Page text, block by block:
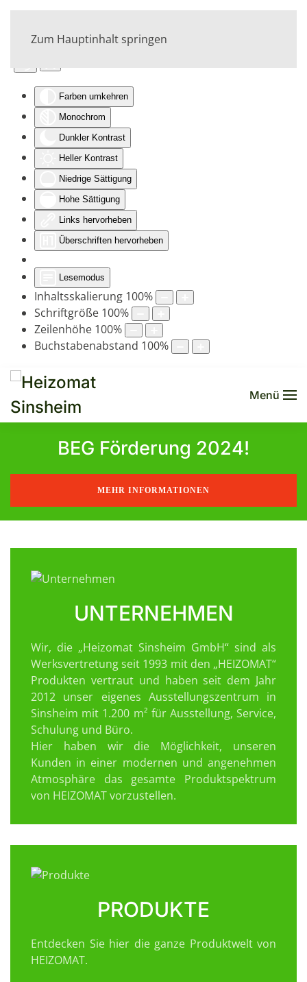
Eingabehilfen öffnen
Farben umkehren
Monochrom
Dunkler Kontrast
Heller Kontrast
Niedrige Sättigung
Hohe Sättigung
Links hervorheben
Überschriften hervorheben
Lesemodus
Inhaltsskalierung 100%
Schriftgröße 100%
Zeilenhöhe 100%
Buchstabenabstand 100%
Zum Hauptinhalt springen
Menü
Unser Ausstellungsraum
Heizomat HM 8-400
BEG Förderung 2024!
MEHR INFORMATIONEN
UNTERNEHMEN
Wir, die „Heizomat Sinsheim GmbH“ sind als
Werksvertretung seit 1993 mit den „HEIZOMAT“
Produkten vertraut und haben seit dem Jahr
2012 unser eigenes Ausstellungszentrum in
Sinsheim mit 1.200 m² für Ausstellung, Service,
Schulung und Büro.
Hier haben wir die Möglichkeit, unseren
Kunden in einer modernen und angenehmen
Atmosphäre das gesamte Produktspektrum
von HEIZOMAT vorzustellen.
PRODUKTE
Entdecken Sie hier die ganze Produktwelt von
HEIZOMAT.